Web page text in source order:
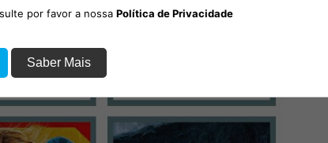
por favor a nossa Política de Privacidade
Saber Mais